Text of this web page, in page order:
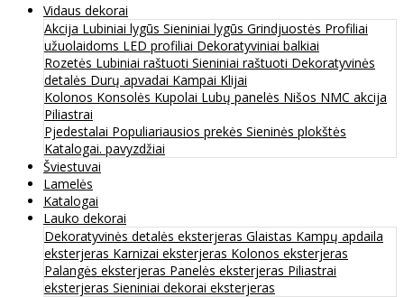
Vidaus dekorai
Akcija Lubiniai lygūs Sieniniai lygūs Grindjuostės Profiliai
užuolaidoms LED profiliai Dekoratyviniai balkiai
Rozetės Lubiniai raštuoti Sieniniai raštuoti Dekoratyvinės
detalės Durų apvadai Kampai Klijai
Kolonos Konsolės Kupolai Lubų panelės Nišos NMC akcija
Piliastrai
Pjedestalai Populiariausios prekės Sieninės plokštės
Katalogai. pavyzdžiai
Šviestuvai
Lamelės
Katalogai
Lauko dekorai
Dekoratyvinės detalės eksterjeras Glaistas Kampų apdaila
eksterjeras Karnizai eksterjeras Kolonos eksterjeras
Palangės eksterjeras Panelės eksterjeras Piliastrai
eksterjeras Sieniniai dekorai eksterjeras